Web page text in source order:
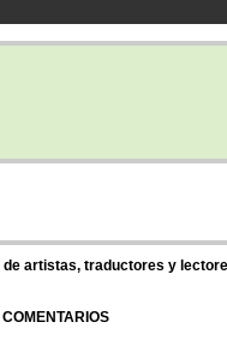
artistas, traductores y